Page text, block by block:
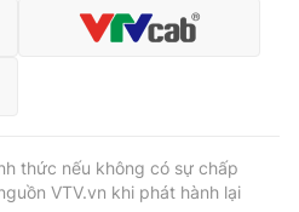
Shorts video
Bất động sản
thức nếu không có sự chấp
VTV.vn khi phát hành lại